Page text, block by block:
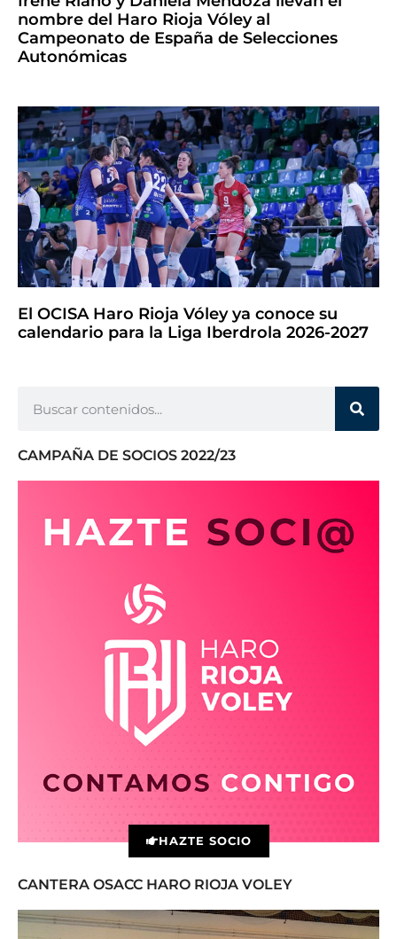
nombre del Haro Rioja Vóley al
Campeonato de España de Selecciones
Autonómicas
El OCISA Haro Rioja Vóley ya conoce su
calendario para la Liga Iberdrola 2026-2027
CAMPAÑA DE SOCIOS 2022/23
HAZTE SOCIO
CANTERA OSACC HARO RIOJA VOLEY